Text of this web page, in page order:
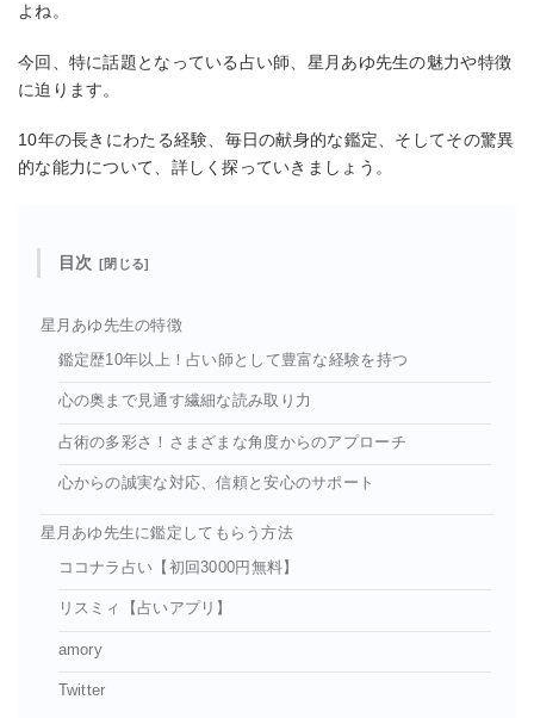
よね。
今回、特に話題となっている占い師、星月あゆ先生の魅力や特徴
に迫ります。
10年の長きにわたる経験、毎日の献身的な鑑定、そしてその驚異
的な能力について、詳しく探っていきましょう。
目次
星月あゆ先生の特徴
鑑定歴10年以上！占い師として豊富な経験を持つ
心の奥まで見通す繊細な読み取り力
占術の多彩さ！さまざまな角度からのアプローチ
心からの誠実な対応、信頼と安心のサポート
星月あゆ先生に鑑定してもらう方法
ココナラ占い【初回3000円無料】
リスミィ【占いアプリ】
amory
Twitter